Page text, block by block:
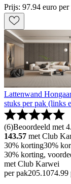
Prijs: 97.94 euro
Lattenwand
stuks per pak (links
(6)Beoordeeld met
143.57 met Club
30% korting30%
30% korting,
met Club Karwei
per pak205.1074.99